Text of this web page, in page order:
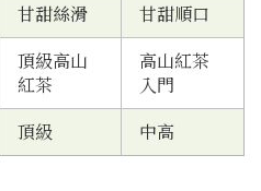
甘甜絲滑 甘甜順口
頂級高山
紅茶
高山紅茶
入門
頂級 中高